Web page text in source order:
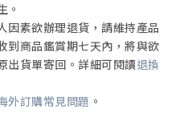
。
因素欲辦理退貨，請維持產品
到商品鑑賞期七天內，將與欲
出貨單寄回。詳細可閱讀退換
外訂購常見問題 。